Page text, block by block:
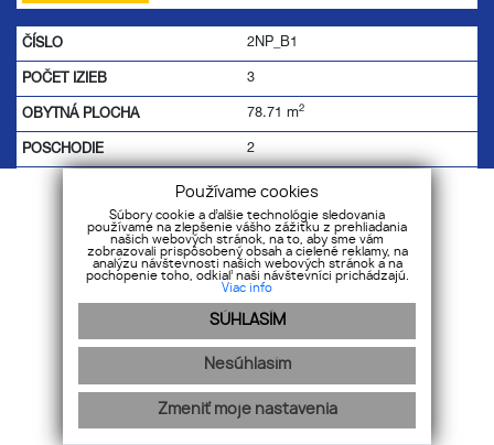
Používame cookies
Súbory cookie a ďalšie technológie sledovania
používame na zlepšenie vášho zážitku z prehliadania
našich webových stránok, na to, aby sme vám
zobrazovali prispôsobený obsah a cielené reklamy, na
analýzu návštevnosti našich webových stránok a na
pochopenie toho, odkiaľ naši návštevníci prichádzajú.
Viac info
SÚHLASÍM
Nesúhlasím
Zmeniť moje nastavenia
2NP_B1
3
78.71 m2
2
131.94 m
Aktívne
220 000€
2NP_A2
2
68.59 m 2